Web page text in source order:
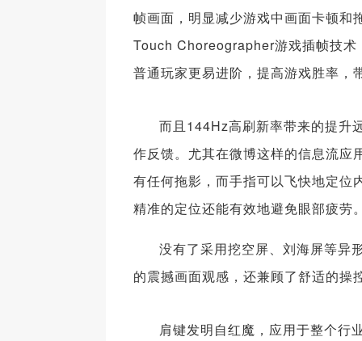
帧画面，明显减少游戏中画面卡顿和
Touch Choreographer游戏插帧技术
普通玩家更易进阶，提高游戏胜率，
而且144Hz高刷新率带来的提升
作反馈。尤其在微博这样的信息流
有任何拖影，而手指可以飞快地定
精准的定位还能有效地避免眼部疲
没有了采用挖空屏、刘海屏等异
的震撼画面观感，还兼顾了舒适的操
肩键发明自红魔，应用于整个行